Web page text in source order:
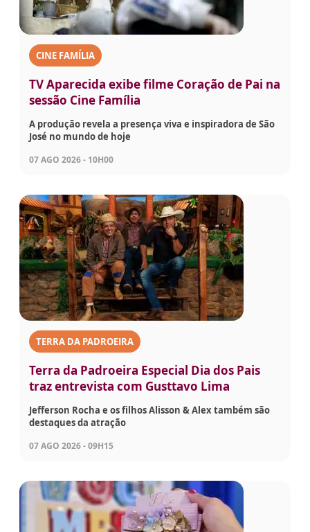
CINE FAMÍLIA
TV Aparecida exibe filme Coração de Pai na
sessão Cine Família
A produção revela a presença viva e inspiradora de São
José no mundo de hoje
07 AGO 2026 - 10H00
TERRA DA PADROEIRA
Terra da Padroeira Especial Dia dos Pais
traz entrevista com Gusttavo Lima
Jefferson Rocha e os filhos Alisson & Alex também são
destaques da atração
07 AGO 2026 - 09H15